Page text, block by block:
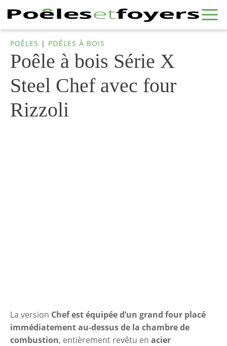
POÊLES | POÊLES À BOIS
Poêle à bois Série X
Steel Chef avec four
Rizzoli
La version Chef est équipée d’un grand four placé
immédiatement au-dessus de la chambre de
combustion, entièrement revêtu en acier